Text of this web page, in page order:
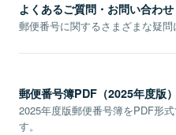
よくあるご質問・お問い合わせ
郵便番号に関するさまざまな疑問
郵便番号簿PDF（2025年度版）
2025年度版郵便番号簿をPDF形
す。